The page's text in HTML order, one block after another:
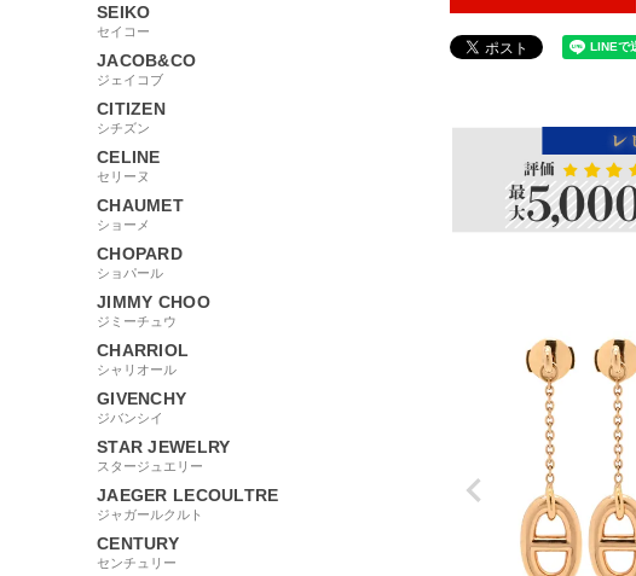
SEIKO
セイコー
JACOB&CO
ジェイコブ
CITIZEN
シチズン
CELINE
セリーヌ
CHAUMET
ショーメ
CHOPARD
ショパール
JIMMY CHOO
ジミーチュウ
CHARRIOL
シャリオール
GIVENCHY
ジバンシイ
STAR JEWELRY
スタージュエリー
JAEGER LECOULTRE
ジャガールクルト
CENTURY
センチュリー